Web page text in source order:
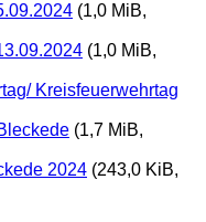
(1,0 MiB,
(1,0 MiB,
Kreisfeuerwehrtag
(1,7 MiB,
2024 (243,0 KiB,